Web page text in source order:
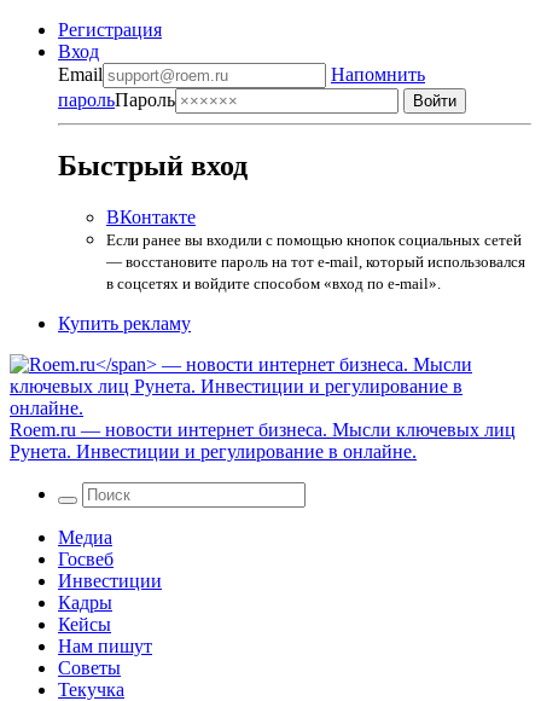
Регистрация
Вход
Email
Напомнить
парольПароль
Быстрый вход
ВКонтакте
Если ранее вы входили с помощью кнопок социальных сетей
— восстановите пароль на тот e-mail, который использовался
в соцсетях и войдите способом «вход по e-mail».
Купить рекламу
Roem.ru — новости интернет бизнеса. Мысли ключевых лиц
Рунета. Инвестиции и регулирование в онлайне.
Медиа
Госвеб
Инвестиции
Кадры
Кейсы
Нам пишут
Советы
Текучка